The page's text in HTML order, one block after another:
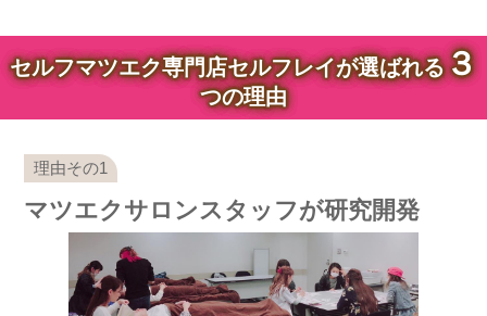
セルフマツエク専門店セルフレイが選ばれる３
つの理由
マツエクサロンスタッフが研究開発